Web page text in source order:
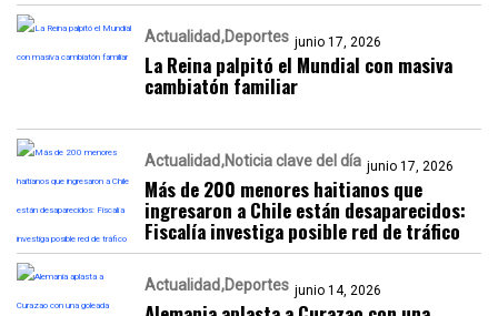
Actualidad Deportes junio 17, 2026
La Reina palpitó el Mundial con masiva
cambiatón familiar
Actualidad Noticia clave del día junio 17, 2026
Más de 200 menores haitianos que
ingresaron a Chile están desaparecidos:
Fiscalía investiga posible red de tráfico
Actualidad Deportes junio 14, 2026